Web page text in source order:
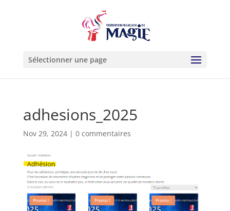
Sélectionner une page
adhesions_2025
Nov 29, 2024| 0 commentaires